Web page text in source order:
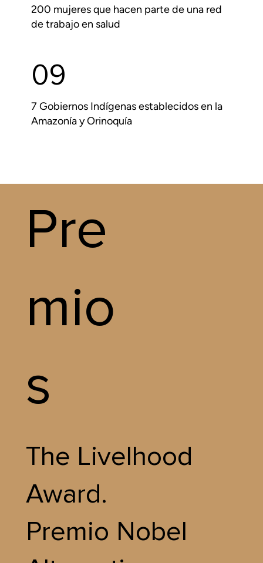
200 mujeres que hacen parte de una red
de trabajo en salud
09
7 Gobiernos Indígenas establecidos en la
Amazonía y Orinoquía
Pre
mio
s
The Livelhood
Award.
Premio Nobel